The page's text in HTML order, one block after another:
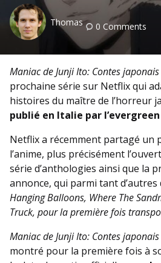
Posted
Thomas 0 Comments
Maniac de Junji Ito: Contes
prochaine série sur Netflix qui
histoires du maître de l’horreur
publié en Italie par l’evergreen
Netflix a récemment partagé un
l’anime, plus précisément
série d’anthologies ainsi que la
annonce, qui parmi tant
Hanging Balloons, Where The
Truck, pour la première fois
Maniac de Junji Ito: Contes
montré pour la première fois à